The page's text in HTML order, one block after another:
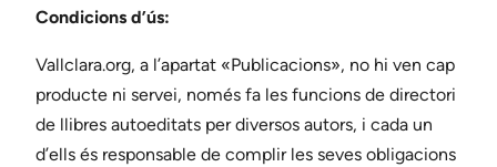
Condicions d’ús:
Vallclara.org, a l’apartat «Publicacions», no hi ven cap
producte ni servei, només fa les funcions de directori
de llibres autoeditats per diversos autors, i cada un
d’ells és responsable de complir les seves obligacions